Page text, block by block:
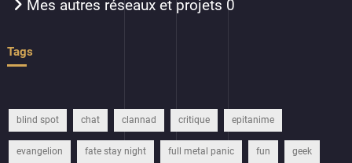
Mes autres réseaux et projets 0
Tags
blind spot chat clannad critique epitanime
evangelion fate stay night full metal panic fun geek